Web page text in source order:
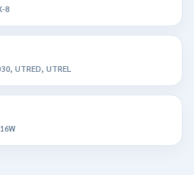
8
UTRED, UTREL